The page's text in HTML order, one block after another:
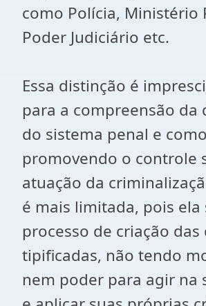
como Polícia, Ministério
Poder Judiciário etc.
Essa distinção é
para a compreensão da
do sistema penal e
promovendo o controle
atuação da
é mais limitada, pois ela
processo de criação
tipificadas, não tendo
nem poder para agir na